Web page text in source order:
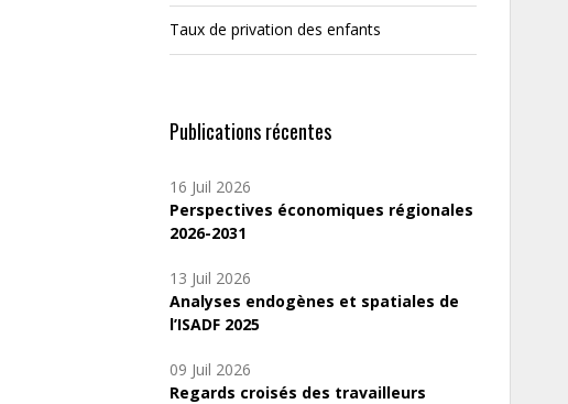
Taux de privation des enfants
Publications récentes
16 Juil 2026
Perspectives économiques régionales
2026-2031
13 Juil 2026
Analyses endogènes et spatiales de
l’ISADF 2025
09 Juil 2026
Regards croisés des travailleurs